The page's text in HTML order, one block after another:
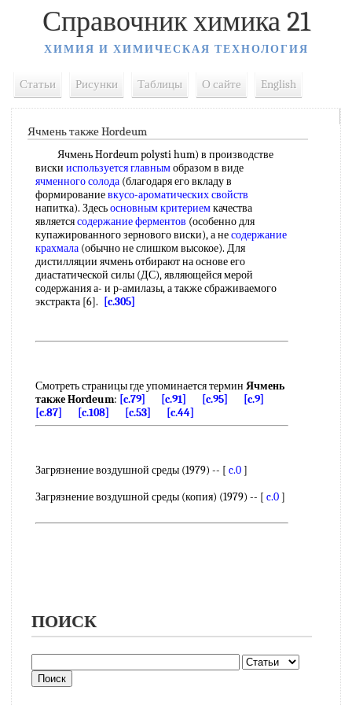
Справочник химика 21
ХИМИЯ И ХИМИЧЕСКАЯ ТЕХНОЛОГИЯ
Статьи Рисунки Таблицы О сайте English
Ячмень также Hordeum
Ячмень Hordeum polysti hum) в производстве
виски используется главнымобразом в виде
ячменного солода (благодаря его вкладу в
формированиевкусо-ароматических свойств
напитка). Здесьосновным критериемкачества
являетсясодержание ферментов (особенно для
купажированного зернового виски), а несодержание
крахмала (обычно не слишком высокое). Для
дистилляции ячмень отбирают на основе его
диастатической силы (ДС), являющейся мерой
содержания а- и р-амилазы, а также сбраживаемого
экстракта [6].
[c.305]
Смотреть страницы где упоминается термин Ячмень
также Hordeum: [c.79] [c.91] [c.95]
[c.9]
[c.87]
[c.108] [c.53] [c.44]
Загрязнение воздушной среды (1979) -- [ c.0]
Загрязнение воздушной среды (копия) (1979) -- [ c.0]
ПОИСК